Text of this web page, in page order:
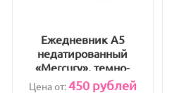
Ежедневник А5
недатированный
«Mercury», темно-
синий Navy
Цена от:450рублей